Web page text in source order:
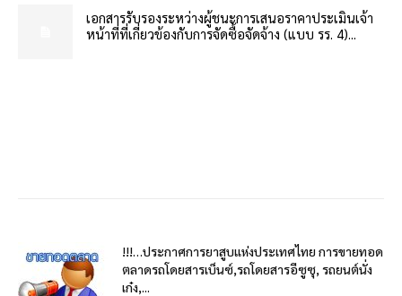
เอกสารรับรองระหว่างผู้ชนะการเสนอราคาประเมินเจ้า
หน้าที่ที่เกี่ยวข้องกับการจัดซื้อจัดจ้าง (แบบ รร. 4)...
!!!…ประกาศการยาสูบแห่งประเทศไทย การขายทอด
ตลาดรถโดยสารเบ็นซ์,รถโดยสารอีซูซุ, รถยนต์นั่ง
เก๋ง,...